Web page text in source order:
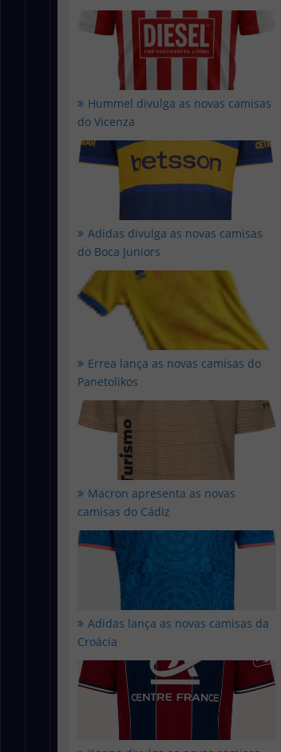
Hummel divulga as novas camisas
do Vicenza
Adidas divulga as novas camisas
do Boca Juniors
Errea lança as novas camisas do
Panetolikos
Macron apresenta as novas
camisas do Cádiz
Adidas lança as novas camisas da
Croácia